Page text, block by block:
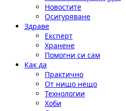
Новостите
Осигуряване
Здраве
Експерт
Хранене
Помогни си сам
Как да
Практично
От нищо нещо
Технологии
Хоби